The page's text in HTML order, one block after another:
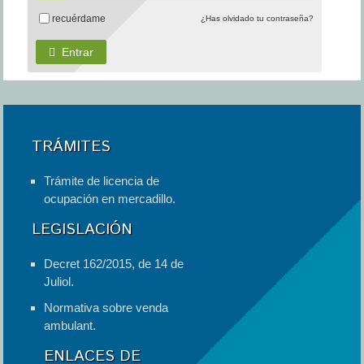
recuérdame ¿Has olvidado tu contraseña?
Entrar
TRÁMITES
Trámite de licencia de
ocupación en mercadillo.
LEGISLACIÓN
Decret 162/2015, de 14 de
Juliol.
Normativa sobre venda
ambulant.
ENLACES DE